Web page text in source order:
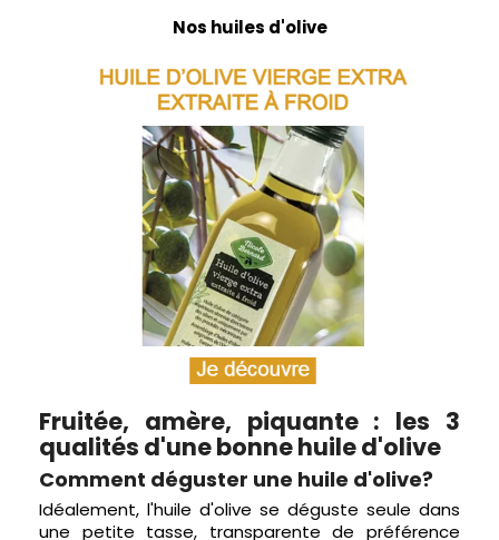
Nos huiles d'olive
Fruitée, amère, piquante : les 3
qualités d'une bonne huile d'olive
Comment déguster une huile d'olive?
Idéalement, l'huile d'olive se déguste seule dans
une petite tasse, transparente de préférence